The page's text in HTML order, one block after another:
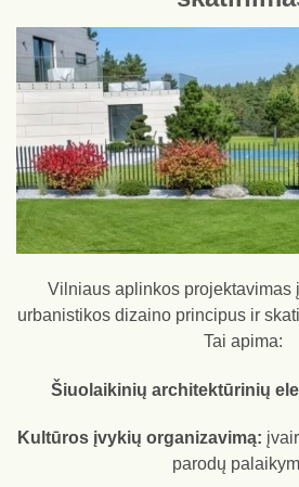
Vilniaus aplinkos projektavimas
urbanistikos dizaino principus ir
Tai apima:
Šiuolaikinių architektūrinių
Kultūros įvykių organizavimą:
parodų